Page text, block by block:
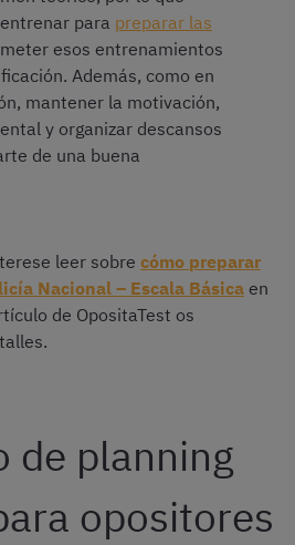
para preparar las
esos entrenamientos
Además, como en
mantener la motivación,
y organizar descansos
de una buena
leer sobre cómo preparar
Nacional – Escala Básica en
de OpositaTest os
de planning
opositores